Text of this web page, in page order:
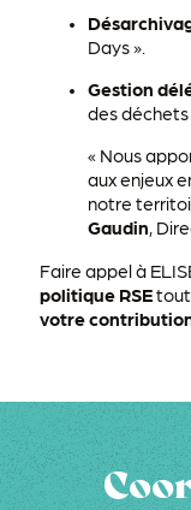
D
Days ».
Gestion
des
« Nous
aux enjeux
notre
Gaudin,
Faire appel à
politique RSEtout
votre contribution